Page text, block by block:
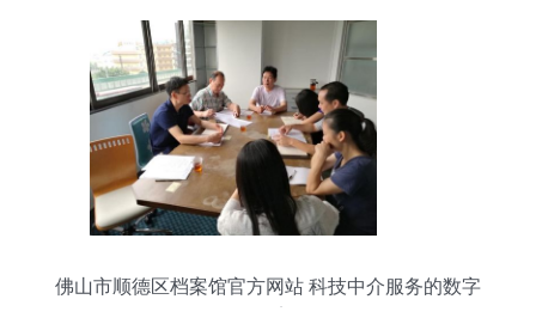
佛山市顺德区档案馆官方网站 科技中介服务的数字